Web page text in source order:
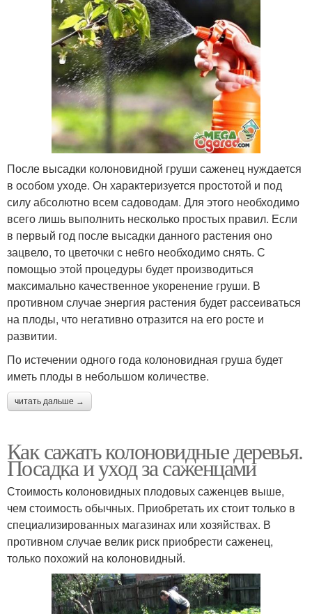
После высадки колоновидной груши саженец нуждается
в особом уходе. Он характеризуется простотой и под
силу абсолютно всем садоводам. Для этого необходимо
всего лишь выполнить несколько простых правил. Если
в первый год после высадки данного растения оно
зацвело, то цветочки с не6го необходимо снять. С
помощью этой процедуры будет производиться
максимально качественное укоренение груши. В
противном случае энергия растения будет рассеиваться
на плоды, что негативно отразится на его росте и
развитии.
По истечении одного года колоновидная груша будет
иметь плоды в небольшом количестве.
читать дальше →
Как сажать колоновидные деревья.
Посадка и уход за саженцами
Стоимость колоновидных плодовых саженцев выше,
чем стоимость обычных. Приобретать их стоит только в
специализированных магазинах или хозяйствах. В
противном случае велик риск приобрести саженец,
только похожий на колоновидный.